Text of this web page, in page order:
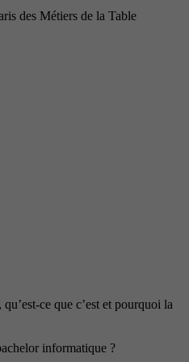
des Métiers de la Table
ce que c’est et pourquoi la
informatique ?